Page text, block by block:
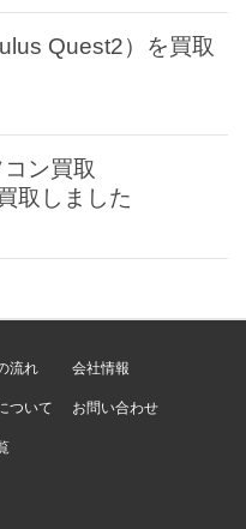
Quest2）を買取
ン買取
取しました
流れ
ついて
会社情報
お問い合わせ